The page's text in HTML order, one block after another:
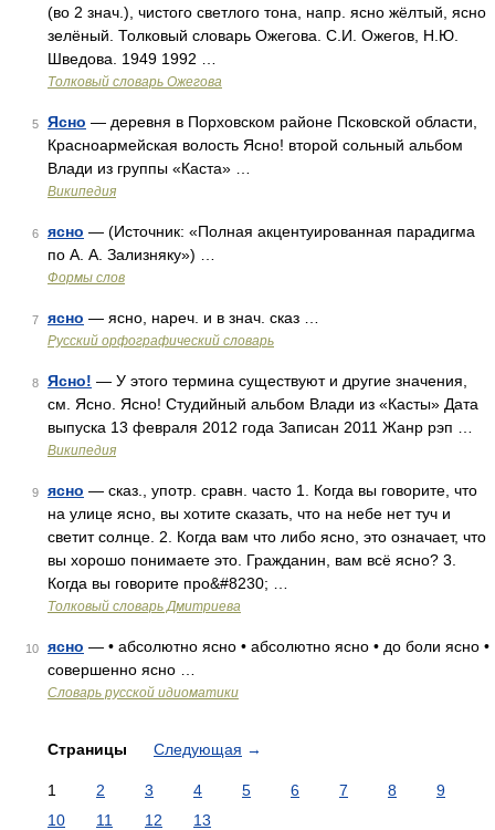
(во 2 знач.), чистого светлого тона, напр. ясно жёлтый, ясно
зелёный. Толковый словарь Ожегова. С.И. Ожегов, Н.Ю.
Шведова. 1949 1992 …
Толковый словарь Ожегова
5 Ясно — деревня в Порховском районе Псковской области,
Красноармейская волость Ясно! второй сольный альбом
Влади из группы «Каста» …
Википедия
6 ясно — (Источник: «Полная акцентуированная парадигма
по А. А. Зализняку») …
Формы слов
7 ясно — ясно, нареч. и в знач. сказ …
Русский орфографический словарь
8 Ясно! — У этого термина существуют и другие значения,
см. Ясно. Ясно! Студийный альбом Влади из «Касты» Дата
выпуска 13 февраля 2012 года Записан 2011 Жанр рэп …
Википедия
9 ясно — сказ., употр. сравн. часто 1. Когда вы говорите, что
на улице ясно, вы хотите сказать, что на небе нет туч и
светит солнце. 2. Когда вам что либо ясно, это означает, что
вы хорошо понимаете это. Гражданин, вам всё ясно? 3.
Когда вы говорите про&#8230; …
Толковый словарь Дмитриева
10 ясно — • абсолютно ясно • абсолютно ясно • до боли ясно •
совершенно ясно …
Словарь русской идиоматики
Страницы Следующая →
1 2 3 4 5 6 7 8
9
10
11 12 13